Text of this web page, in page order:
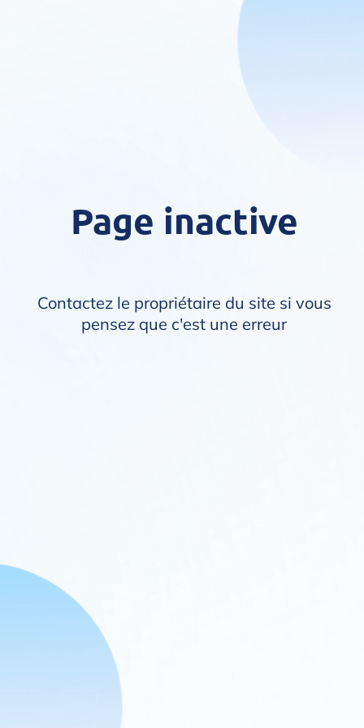
Page inactive
Contactez le propriétaire du site si vous
pensez que c'est une erreur